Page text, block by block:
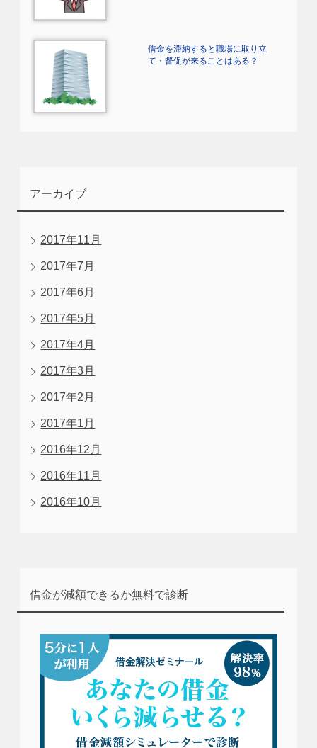
借金を滞納すると職場に取り立
て・督促が来ることはある？
アーカイブ
2017年11月
2017年7月
2017年6月
2017年5月
2017年4月
2017年3月
2017年2月
2017年1月
2016年12月
2016年11月
2016年10月
借金が減額できるか無料で診断